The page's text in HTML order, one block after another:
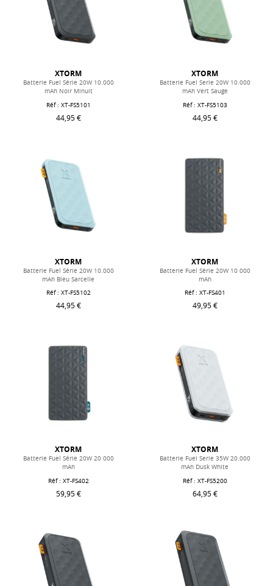
XTORM
Batterie Fuel Série 20W 10.000
mAh Noir Minuit
Réf : XT-FS5101
44,95 €
XTORM
Batterie Fuel Serie 20W 10.000
mAh Vert Sauge
Réf : XT-FS5103
44,95 €
XTORM
Batterie Fuel Série 20W 10.000
mAh Bleu Sarcelle
Réf : XT-FS5102
44,95 €
XTORM
Batterie Fuel Série 20W 10 000
mAh
Réf : XT-FS401
49,95 €
XTORM
Batterie Fuel Série 20W 20 000
mAh
Réf : XT-FS402
59,95 €
XTORM
Batterie Fuel Serie 35W 20.000
mAh Dusk White
Réf : XT-FS5200
64,95 €